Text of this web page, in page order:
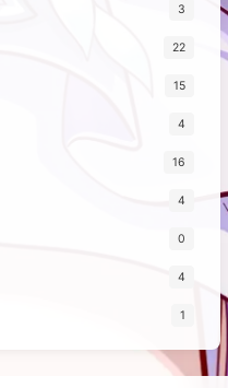
3
22
15
4
16
4
0
4
1